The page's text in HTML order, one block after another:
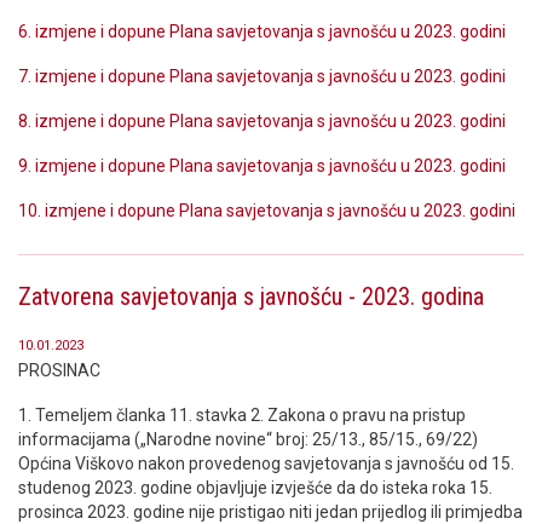
6. izmjene i dopune Plana savjetovanja s javnošću u 2023. godini
7. izmjene i dopune Plana savjetovanja s javnošću u 2023. godini
8. izmjene i dopune Plana savjetovanja s javnošću u 2023. godini
9. izmjene i dopune Plana savjetovanja s javnošću u 2023. godini
10. izmjene i dopune Plana savjetovanja s javnošću u 2023. godini
Zatvorena savjetovanja s javnošću - 2023. godina
10.01.2023
PROSINAC
1. Temeljem članka 11. stavka 2. Zakona o pravu na pristup
informacijama („Narodne novine“ broj: 25/13., 85/15., 69/22)
Općina Viškovo nakon provedenog savjetovanja s javnošću od 15.
studenog 2023. godine objavljuje izvješće da do isteka roka 15.
prosinca 2023. godine nije pristigao niti jedan prijedlog ili primjedba